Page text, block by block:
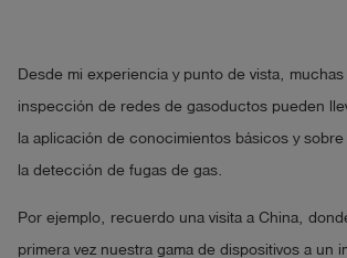
Desde mi experiencia y punto de vista,
inspección de redes de gasoductos pueden
la aplicación de conocimientos básicos y
la detección de fugas de gas.
Por ejemplo, recuerdo una visita a China,
primera vez nuestra gama de dispositivos a un